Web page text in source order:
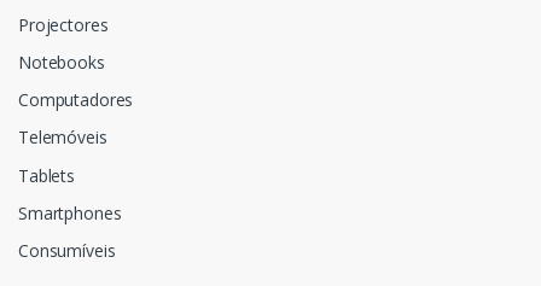
Projectores
Notebooks
Computadores
Telemóveis
Tablets
Smartphones
Consumíveis